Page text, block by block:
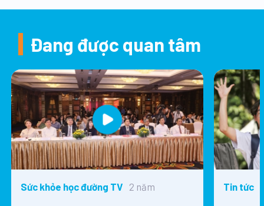
Đang được quan tâm
Sức khỏe học đường TV 2 năm Tin tức